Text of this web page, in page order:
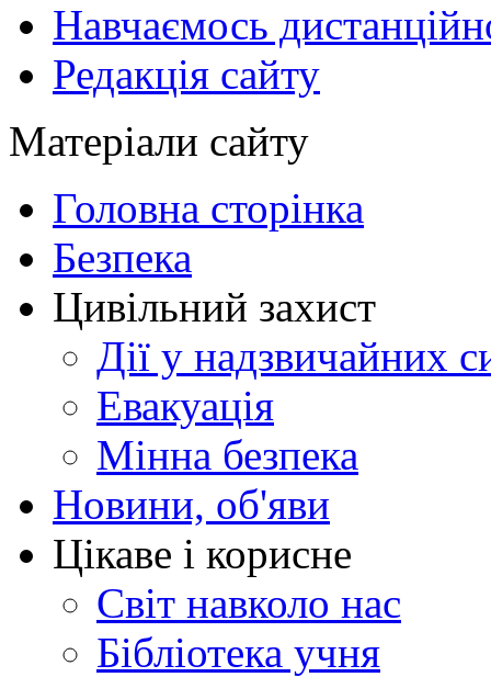
Навчаємось
Редакція сайту
Матеріали сайту
Головна сторінка
Безпека
Цивільний захист
Дії у надзвичайних
Евакуація
Мінна безпека
Новини, об'яви
Цікаве і корисне
Світ навколо нас
Бібліотека учня